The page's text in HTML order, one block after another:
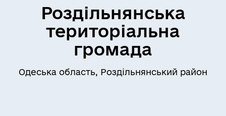
Роздільнянська
територіальна
громада
Одеська область, Роздільнянський район